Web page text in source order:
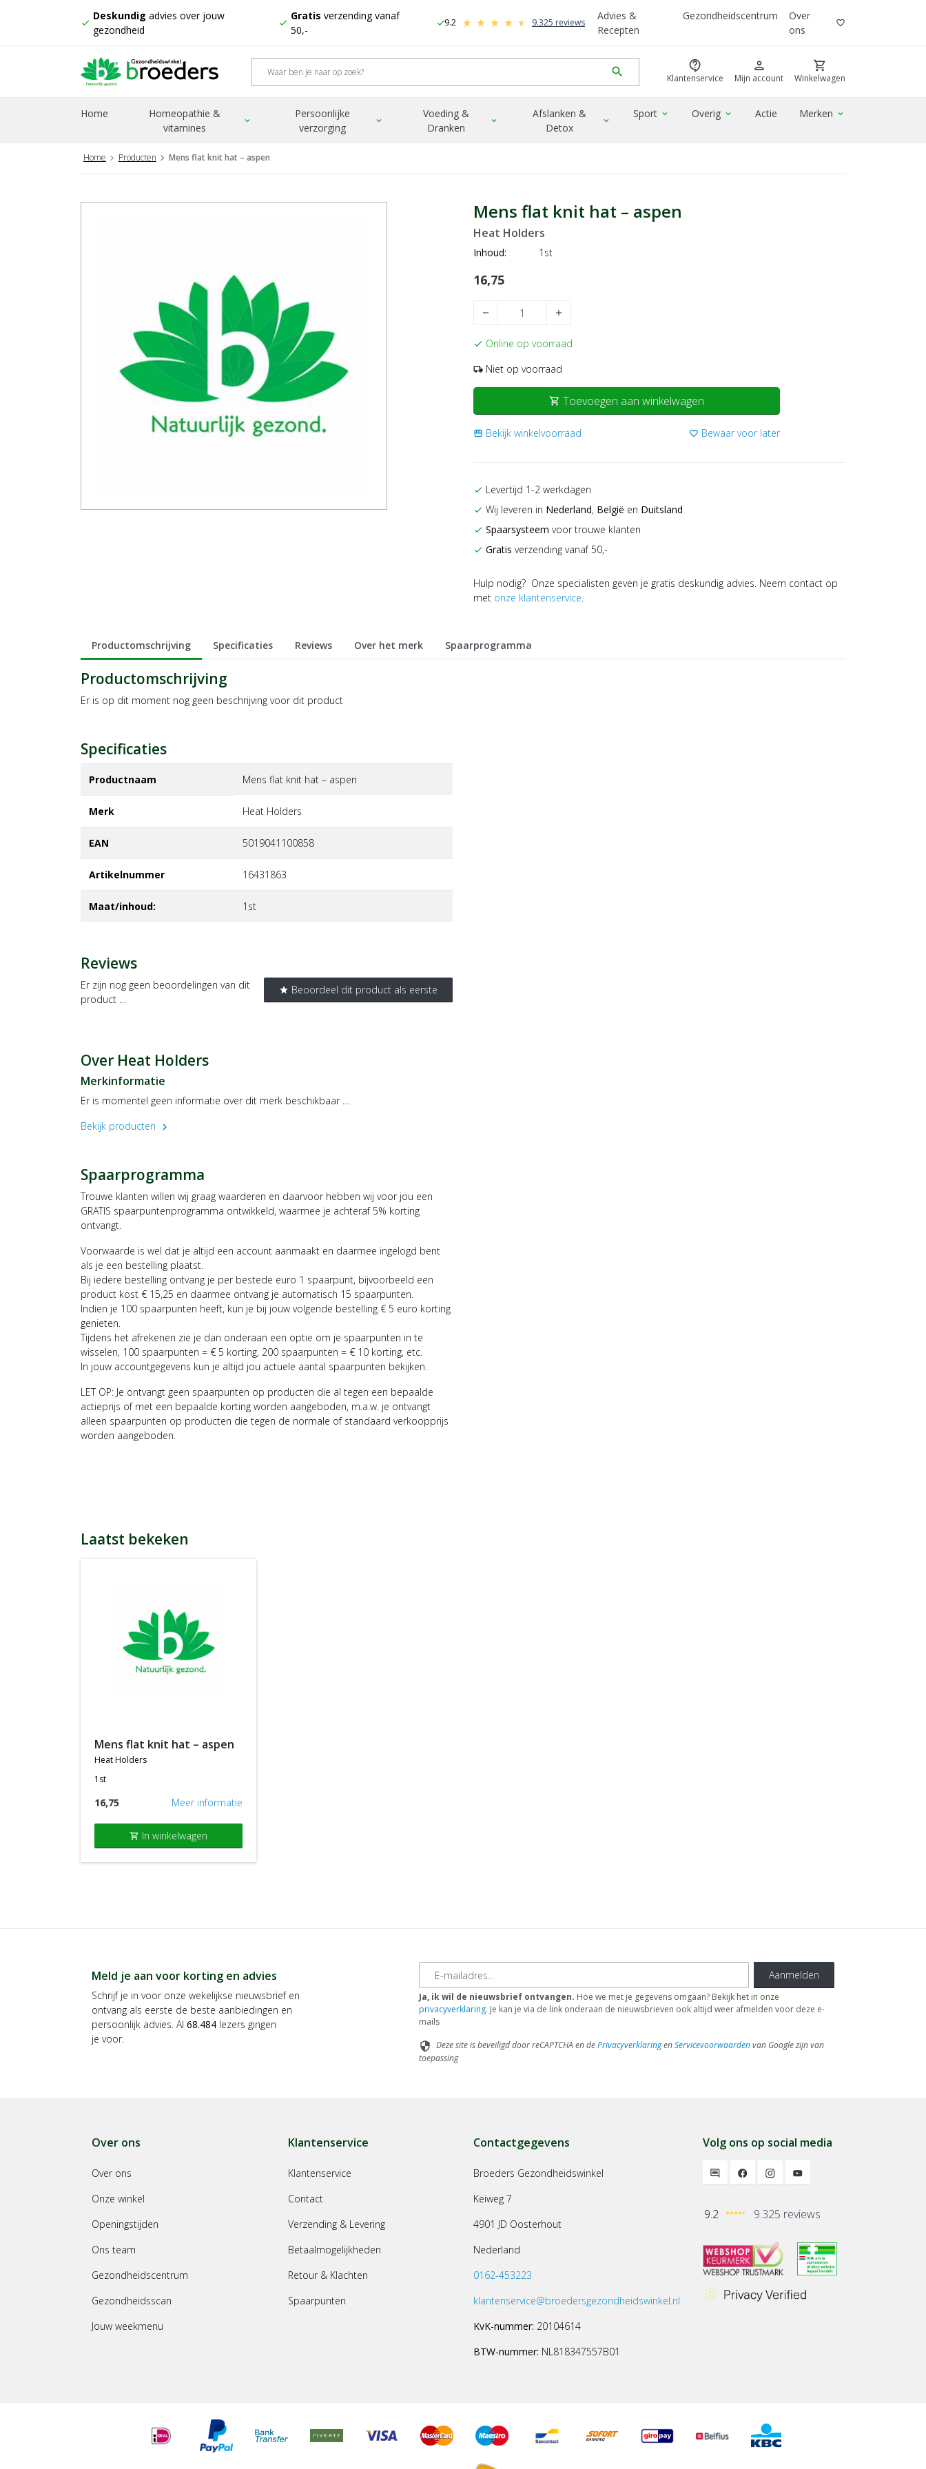
check
Deskundig advies over jouw
gezondheid
check
Gratis verzending vanaf
50,-
check9.2 9.325 reviews
Advies &
Recepten
Gezondheidscentrum
Over
ons
favorite_border
search contact_support
Klantenservice
person
Mijn account
shopping_cart
Winkelwagen
Home
Homeopathie &
vitamines
expand_more
Persoonlijke
verzorging
expand_more
Voeding &
Dranken
expand_more
Afslanken &
Detox
expand_more
Sport expand_more Overig expand_more Actie Merken expand_more
Home Producten Mens flat knit hat – aspen
Mens flat knit hat – aspen
Heat Holders
Inhoud: 1st
16,75
remove add
check Online op voorraad
local_shipping Niet op voorraad
shopping_cart Toevoegen aan winkelwagen
storefront Bekijk winkelvoorraad favorite_border Bewaar voor later
check Levertijd 1-2 werkdagen
check Wij leveren in Nederland, België en Duitsland
check Spaarsysteem voor trouwe klanten
check Gratis verzending vanaf 50,-
Hulp nodig? Onze specialisten geven je gratis deskundig advies. Neem contact op
met onze klantenservice.
Productomschrijving Specificaties Reviews Over het merk Spaarprogramma
Productomschrijving
Er is op dit moment nog geen beschrijving voor dit product
Specificaties
Productnaam Mens flat knit hat – aspen
Merk heat holders
EAN 5019041100858
Artikelnummer 16431863
Maat/inhoud: 1st
Reviews
star Beoordeel dit product als eerste
Er zijn nog geen beoordelingen van dit
product …
Over Heat Holders
Merkinformatie
Er is momentel geen informatie over dit merk beschikbaar …
Bekijk producten
chevron_right
Spaarprogramma
Trouwe klanten willen wij graag waarderen en daarvoor hebben wij voor jou een
GRATIS spaarpuntenprogramma ontwikkeld, waarmee je achteraf 5% korting
ontvangt.
Voorwaarde is wel dat je altijd een account aanmaakt en daarmee ingelogd bent
als je een bestelling plaatst.
Bij iedere bestelling ontvang je per bestede euro 1 spaarpunt, bijvoorbeeld een
product kost € 15,25 en daarmee ontvang je automatisch 15 spaarpunten.
Indien je 100 spaarpunten heeft, kun je bij jouw volgende bestelling € 5 euro korting
genieten.
Tijdens het afrekenen zie je dan onderaan een optie om je spaarpunten in te
wisselen, 100 spaarpunten = € 5 korting, 200 spaarpunten = € 10 korting, etc.
In jouw accountgegevens kun je altijd jou actuele aantal spaarpunten bekijken.
LET OP: Je ontvangt geen spaarpunten op producten die al tegen een bepaalde
actieprijs of met een bepaalde korting worden aangeboden, m.a.w. je ontvangt
alleen spaarpunten op producten die tegen de normale of standaard verkoopprijs
worden aangeboden.
Laatst bekeken
mens flat knit hat – aspen
heat holders
1st
16,75 Meer informatie
shopping_cart In winkelwagen
Meld je aan voor korting en advies
Schrijf je in voor onze wekelijkse nieuwsbrief en
ontvang als eerste de beste aanbiedingen en
persoonlijk advies. Al 68.484 lezers gingen
je voor.
E-mailadres Aanmelden
Ja, ik wil de nieuwsbrief ontvangen. Hoe we met je gegevens omgaan? Bekijk het in onze
privacyverklaring. Je kan je via de link onderaan de nieuwsbrieven ook altijd weer afmelden voor deze e-
mails
security Deze site is beveiligd door reCAPTCHA en dePrivacyverklaringenServicevoorwaardenvan Google zijn van
toepassing
Over ons
Over ons
Onze winkel
Openingstijden
Ons team
Gezondheidscentrum
Gezondheidsscan
Jouw weekmenu
Klantenservice
Klantenservice
Contact
Verzending & Levering
Betaalmogelijkheden
Retour & Klachten
Spaarpunten
Contactgegevens
Broeders Gezondheidswinkel
Keiweg 7
4901 JD Oosterhout
Nederland
0162-453223
klantenservice@broedersgezondheidswinkel.nl
KvK-nummer: 20104614
BTW-nummer: NL818347557B01
Volg ons op social media
9.2 9.325 reviews